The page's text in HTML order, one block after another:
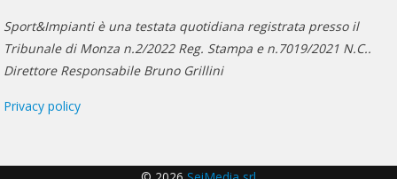
Sport&Impianti è una testata quotidiana registrata presso il
Tribunale di Monza n.2/2022 Reg. Stampa e n.7019/2021 N.C..
Direttore Responsabile Bruno Grillini
Privacy policy